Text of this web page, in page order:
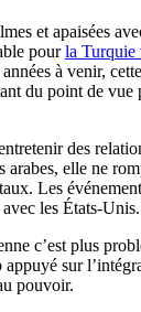
et apaisées
pourla Turquie
à venir,
du point de vue
des
arabes, elle ne
Les
les États-Unis.
c’est plus
appuyé sur
pouvoir.